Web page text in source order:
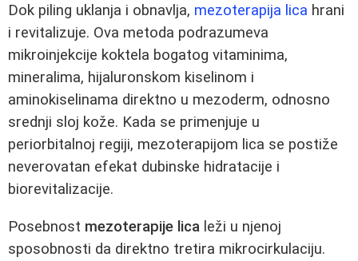
Dok piling uklanja i obnavlja, mezoterapija lica hrani
i revitalizuje. Ova metoda podrazumeva
mikroinjekcije koktela bogatog vitaminima,
mineralima, hijaluronskom kiselinom i
aminokiselinama direktno u mezoderm, odnosno
srednji sloj kože. Kada se primenjuje u
periorbitalnoj regiji, mezoterapijom lica se postiže
neverovatan efekat dubinske hidratacije i
biorevitalizacije.
Posebnost mezoterapije lica leži u njenoj
sposobnosti da direktno tretira mikrocirkulaciju.